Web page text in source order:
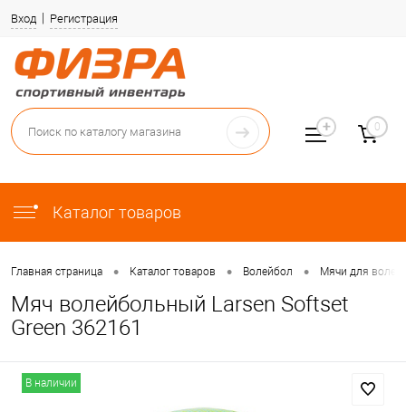
Вход Регистрация
Каталог товаров
0
Главная страница • Каталог товаров • Волейбол • Мячи для
Мяч волейбольный Larsen Softset
Green 362161
В наличии